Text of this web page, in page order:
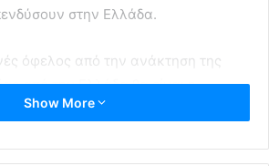
στην Ελλάδα.
όφελος από την ανάκτηση της
από την Ελλάδα θα είναι η
αποδόσεων των ομολόγων,
για το κράτος, τις τράπεζες και
Show More